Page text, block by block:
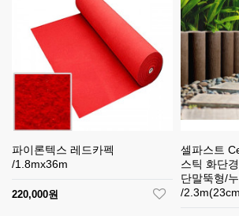
파이론텍스 레드카펙
/1.8mx36m
220,000원
셀파스트
스틱 화단
단말뚝형/
/